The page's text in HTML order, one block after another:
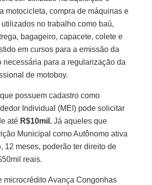
motocicleta, compra de máquinas e
no trabalho como baú,
bagageiro, capacete, colete e
em cursos para a emissão da
necessária para a regularização da
de motoboy.
possuem cadastro como
Individual (MEI) pode solicitar
até R$10mil. Já aqueles que
Municipal como Autônomo ativa
12 meses, poderão ter direito de
reais.
microcrédito Avança Congonhas